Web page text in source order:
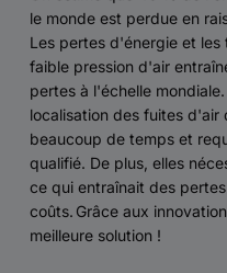
le monde est perdue en
Les pertes d'énergie et
faible pression d'air
pertes à l'échelle
localisation des fuites d'air
beaucoup de temps et
qualifié. De plus, elles
ce qui entraînait des
coûts. Grâce aux
meilleure solution !